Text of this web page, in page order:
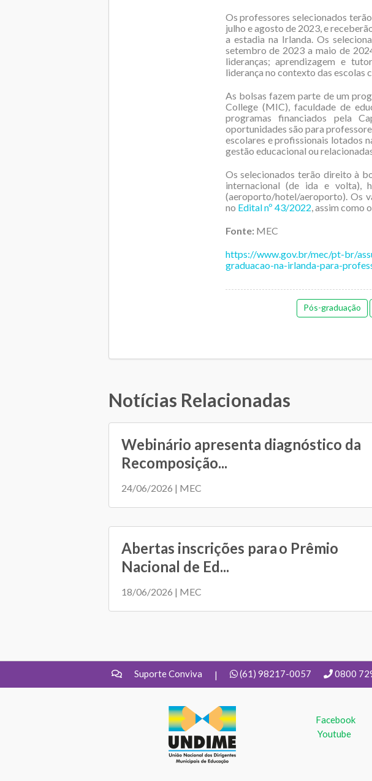
Os professores selecionados
julho e agosto de 2023, e
a estadia na Irlanda. Os
setembro de 2023 a maio de
lideranças; aprendizagem e
liderança no contexto das escolas
As bolsas fazem parte de um
College (MIC), faculdade de
programas financiados pela
oportunidades são para
escolares e profissionais lotados
gestão educacional ou
Os selecionados terão direito à
internacional (de ida e volta),
(aeroporto/hotel/aeroporto). Os
no Edital nº 43/2022 , assim como
Fonte: MEC
https://www.gov.br/mec/pt-br/
graduacao-na-irlanda-para-
Pós-graduação
Notícias Relacionadas
Webinário apresenta diagnóstico da
Recomposição...
24/06/2026 | MEC
Abertas inscrições para o Prêmio
Nacional de Ed...
18/06/2026 | MEC
Suporte Conviva | (61) 98217-0057 0800
UNDIME
Facebook
Youtube